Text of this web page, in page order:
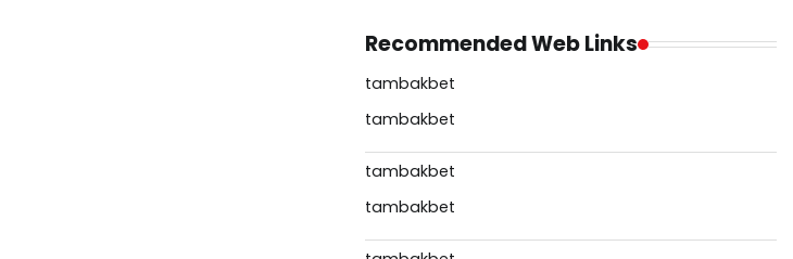
Recommended Web Links
tambakbet
tambakbet
tambakbet
tambakbet